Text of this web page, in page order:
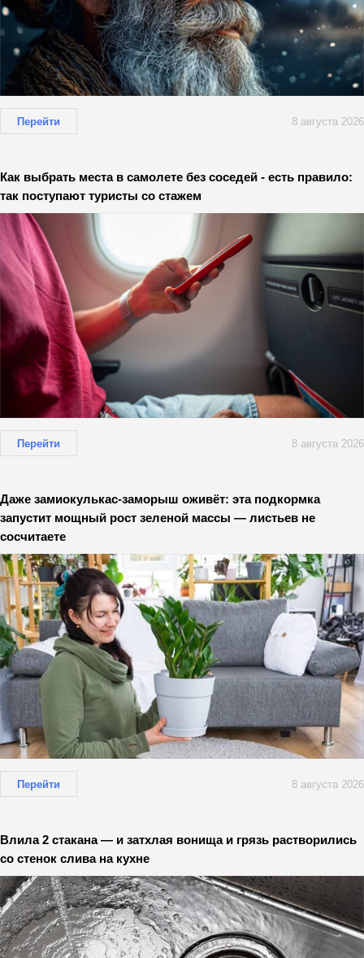
Перейти 8 августа 2026
Как выбрать места в самолете без соседей - есть правило:
так поступают туристы со стажем
Перейти 8 августа 2026
Даже замиокулькас-заморыш оживёт: эта подкормка
запустит мощный рост зеленой массы — листьев не
сосчитаете
Перейти 8 августа 2026
Влила 2 стакана — и затхлая вонища и грязь растворились
со стенок слива на кухне